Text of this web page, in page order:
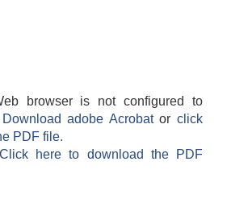
browser is not configured to
Download adobe Acrobatorclick
PDF file.
Click here to download the PDF